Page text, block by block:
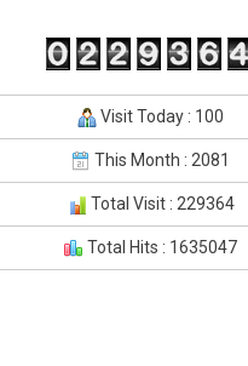
Visit Today : 100
This Month : 2081
Total Visit : 229364
Total Hits : 1635047